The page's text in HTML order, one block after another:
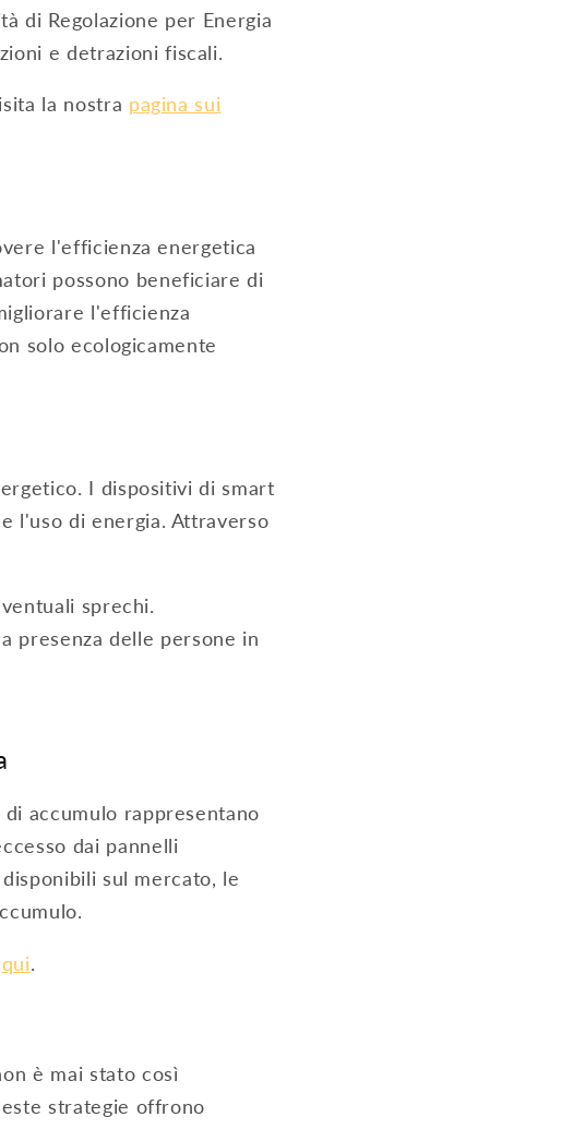
di Regolazione per Energia
e detrazioni fiscali.
la nostra pagina sui
l'efficienza energetica
possono beneficiare di
l'efficienza
solo ecologicamente
I dispositivi di smart
l'uso di energia. Attraverso
sprechi.
presenza delle persone in
accumulo rappresentano
dai pannelli
sul mercato, le
qui.
è mai stato così
strategie offrono